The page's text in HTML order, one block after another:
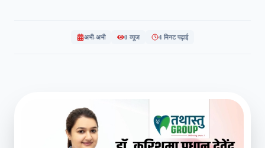
अभी-अभी 0 व्यूज 4 मिनट पढ़ाई